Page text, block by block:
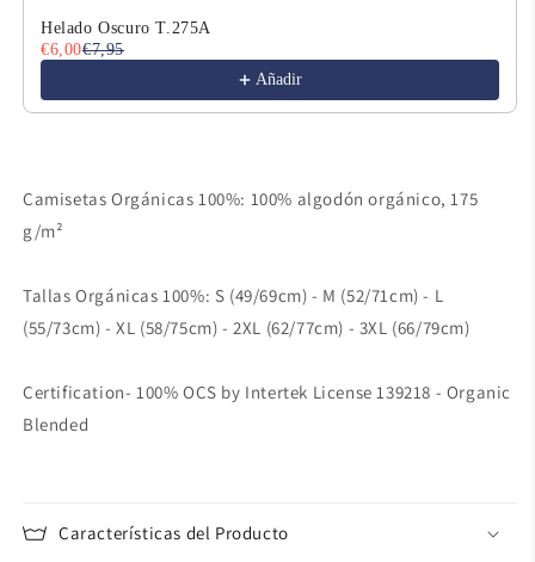
Helado Oscuro T.275A
€6,00€7,95
Añadir
Camisetas Orgánicas 100%: 100% algodón orgánico, 175
g/m²
Tallas Orgánicas 100%: S (49/69cm) - M (52/71cm) - L
(55/73cm) - XL (58/75cm) - 2XL (62/77cm) - 3XL (66/79cm)
Certification- 100% OCS by Intertek License 139218 - Organic
Blended
Características del Producto